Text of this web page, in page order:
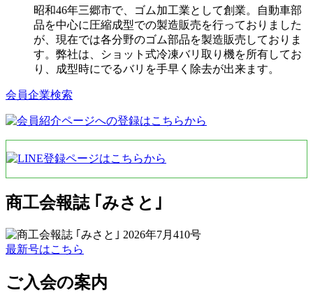
昭和46年三郷市で、ゴム加工業として創業。自動車部
品を中心に圧縮成型での製造販売を行っておりました
が、現在では各分野のゴム部品を製造販売しておりま
す。弊社は、ショット式冷凍バリ取り機を所有してお
り、成型時にでるバリを手早く除去が出来ます。
会員企業検索
商工会報誌 ｢みさと｣
最新号はこちら
ご入会の案内